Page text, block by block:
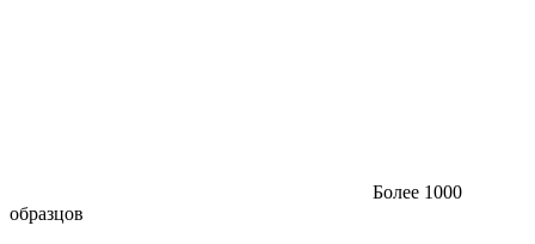
Более 1000
образцов